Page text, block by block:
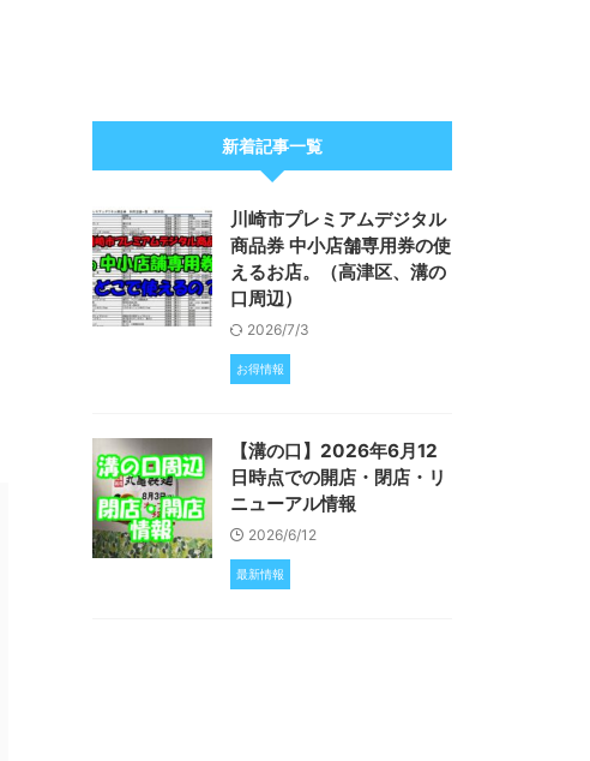
新着記事一覧
川崎市プレミアムデジタル
商品券 中小店舗専用券の使
えるお店。（高津区、溝の
口周辺）
2026/7/3
お得情報
【溝の口】2026年6月12
日時点での開店・閉店・リ
ニューアル情報
2026/6/12
最新情報